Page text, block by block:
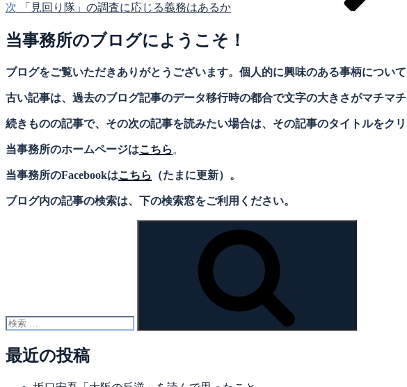
次 「見回り隊」の調査に応じる義務はあるか
当事務所のブログにようこそ！
ブログをご覧いただきありがとうございます。個人的に興味のある事柄につい
古い記事は、過去のブログ記事のデータ移行時の都合で文字の大きさがマチマ
続きものの記事で、その次の記事を読みたい場合は、その記事のタイトルを
当事務所のホームページはこちら 。
当事務所のFacebookはこちら （たまに更新）。
ブログ内の記事の検索は、下の検索窓をご利用ください。
最近の投稿